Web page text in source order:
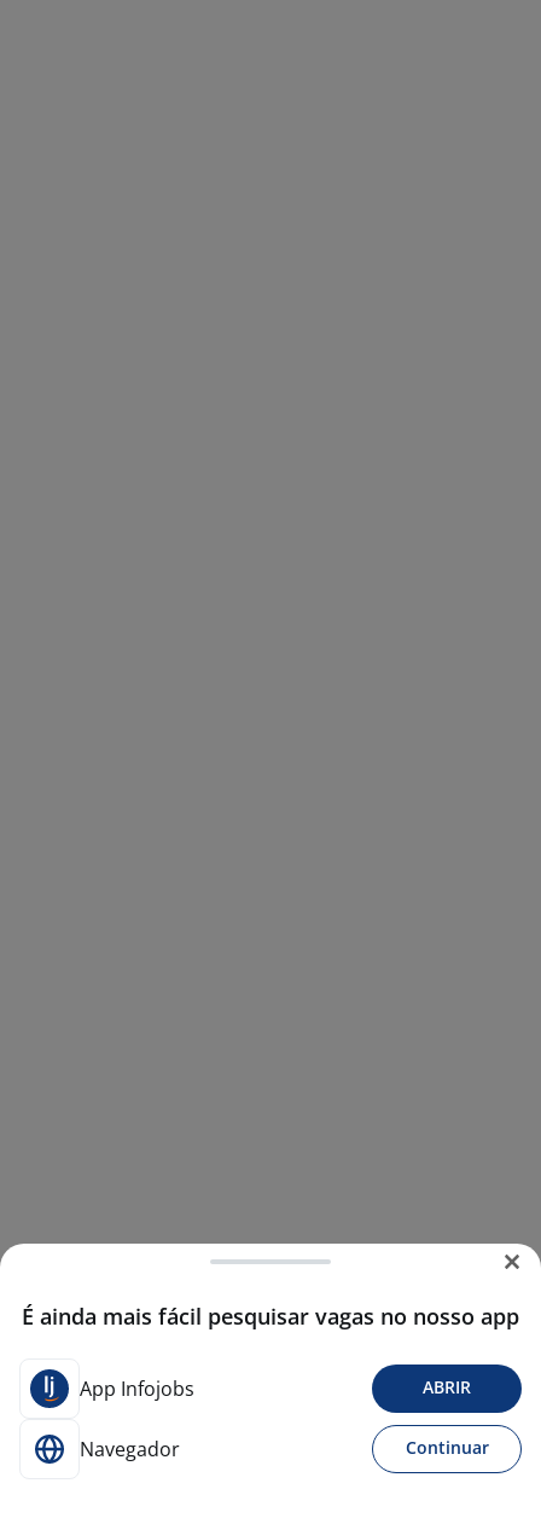
É ainda mais fácil pesquisar vagas no nosso app
App Infojobs ABRIR
Navegador Continuar